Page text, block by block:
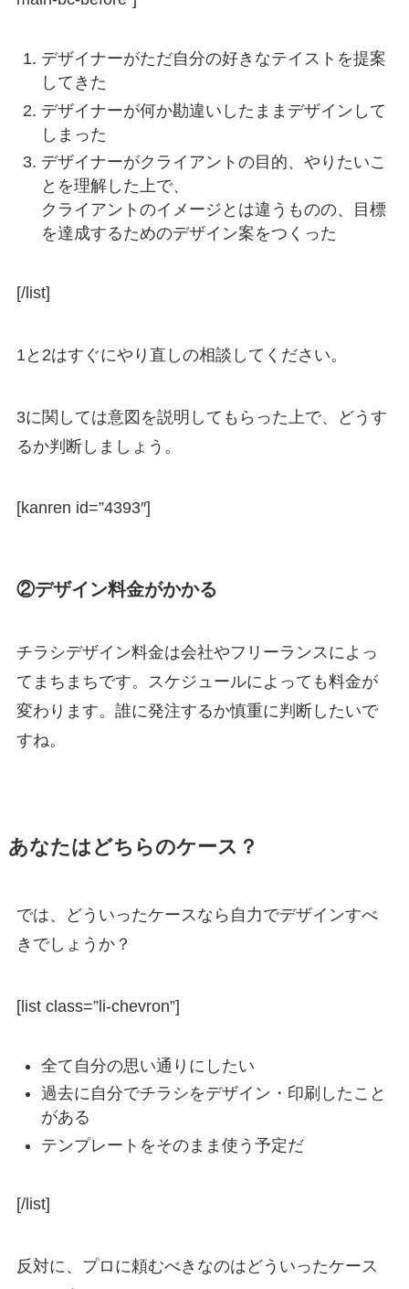
デザイナーがただ自分の好きなテイストを提案
してきた
デザイナーが何か勘違いしたままデザインして
しまった
デザイナーがクライアントの目的、やりたいこ
とを理解した上で、
クライアントのイメージとは違うものの、目標
を達成するためのデザイン案をつくった
[/list]
1と2はすぐにやり直しの相談してください。
3に関しては意図を説明してもらった上で、どうす
るか判断しましょう。
[kanren id=”4393″]
②デザイン料金がかかる
チラシデザイン料金は会社やフリーランスによっ
てまちまちです。スケジュールによっても料金が
変わります。誰に発注するか慎重に判断したいで
すね。
あなたはどちらのケース？
では、どういったケースなら自力でデザインすべ
きでしょうか？
[list class=”li-chevron”]
全て自分の思い通りにしたい
過去に自分でチラシをデザイン・印刷したこと
がある
テンプレートをそのまま使う予定だ
[/list]
反対に、プロに頼むべきなのはどういったケース